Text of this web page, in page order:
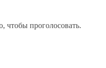
чтобы проголосовать.